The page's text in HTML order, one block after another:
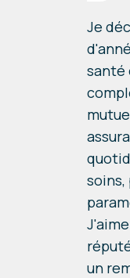
Je
santé
un